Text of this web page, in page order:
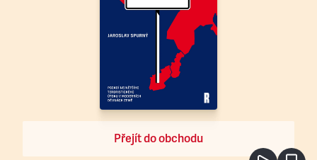
Přejít do obchodu